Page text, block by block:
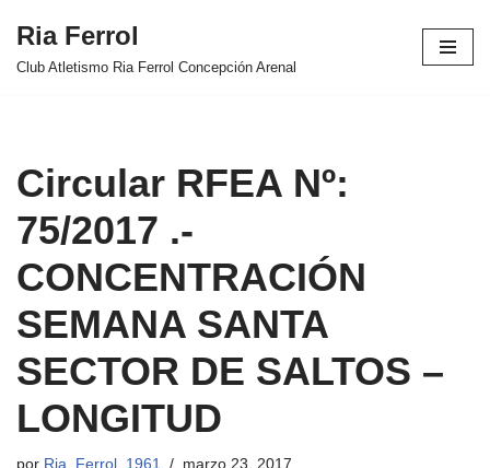
Saltar
Ria Ferrol
Club Atletismo Ria Ferrol Concepción Arenal
Circular RFEA Nº:
75/2017 .-
CONCENTRACIÓN
SEMANA SANTA
SECTOR DE SALTOS –
LONGITUD
por Ria_Ferrol_1961 marzo 23, 2017